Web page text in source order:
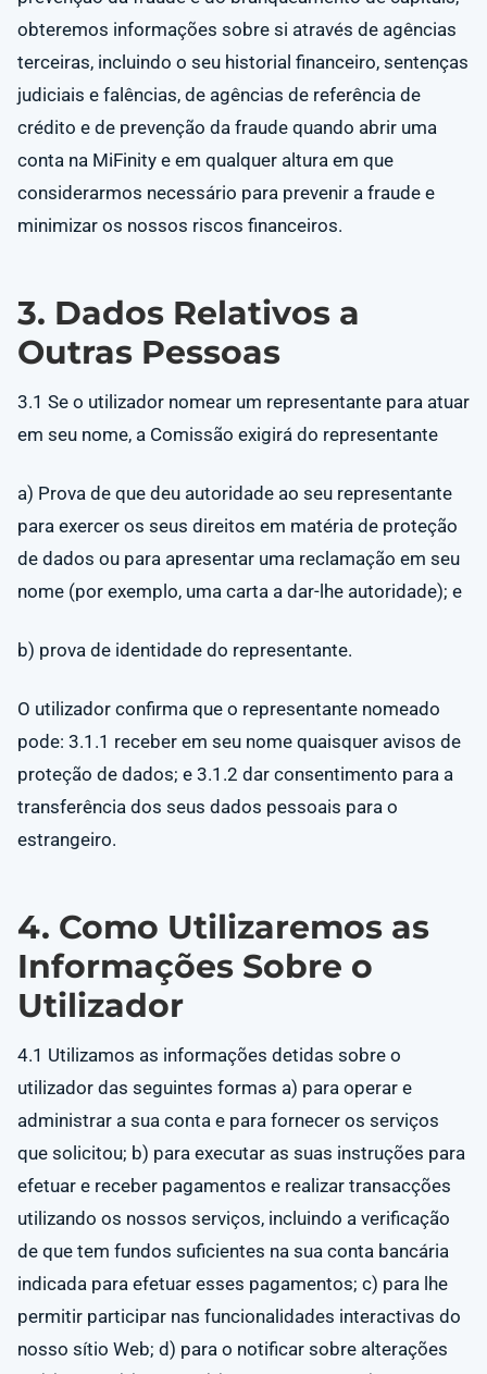
obteremos informações sobre si através de agências
terceiras, incluindo o seu historial financeiro, sentenças
judiciais e falências, de agências de referência de
crédito e de prevenção da fraude quando abrir uma
conta na MiFinity e em qualquer altura em que
considerarmos necessário para prevenir a fraude e
minimizar os nossos riscos financeiros.
3. Dados Relativos a
Outras Pessoas
3.1 Se o utilizador nomear um representante para atuar
em seu nome, a Comissão exigirá do representante
a) Prova de que deu autoridade ao seu representante
para exercer os seus direitos em matéria de proteção
de dados ou para apresentar uma reclamação em seu
nome (por exemplo, uma carta a dar-lhe autoridade); e
b) prova de identidade do representante.
O utilizador confirma que o representante nomeado
pode: 3.1.1 receber em seu nome quaisquer avisos de
proteção de dados; e 3.1.2 dar consentimento para a
transferência dos seus dados pessoais para o
estrangeiro.
4. Como Utilizaremos as
Informações Sobre o
Utilizador
4.1 Utilizamos as informações detidas sobre o
utilizador das seguintes formas a) para operar e
administrar a sua conta e para fornecer os serviços
que solicitou; b) para executar as suas instruções para
efetuar e receber pagamentos e realizar transacções
utilizando os nossos serviços, incluindo a verificação
de que tem fundos suficientes na sua conta bancária
indicada para efetuar esses pagamentos; c) para lhe
permitir participar nas funcionalidades interactivas do
nosso sítio Web; d) para o notificar sobre alterações